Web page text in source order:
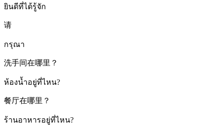
ยินดีที่ได้รู้จัก
请
กรุณา
洗手间在哪里？
ห้องน้ำอยู่ที่ไหน?
餐厅在哪里？
ร้านอาหารอยู่ที่ไหน?